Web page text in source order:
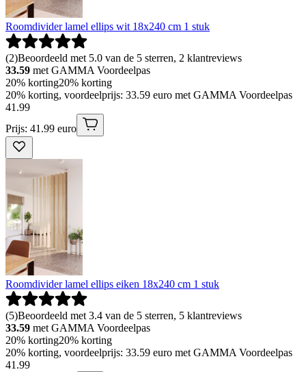
Roomdivider lamel ellips wit 18x240 cm 1 stuk
(2)Beoordeeld met 5.0 van de 5 sterren, 2 klantreviews
33.59 met GAMMA Voordeelpas
20% korting20% korting
20% korting, voordeelprijs: 33.59 euro met GAMMA Voordeelpas
41 .99
Prijs: 41.99 euro
Roomdivider lamel ellips eiken 18x240 cm 1 stuk
(5)Beoordeeld met 3.4 van de 5 sterren, 5 klantreviews
33.59 met GAMMA Voordeelpas
20% korting20% korting
20% korting, voordeelprijs: 33.59 euro met GAMMA Voordeelpas
41 .99